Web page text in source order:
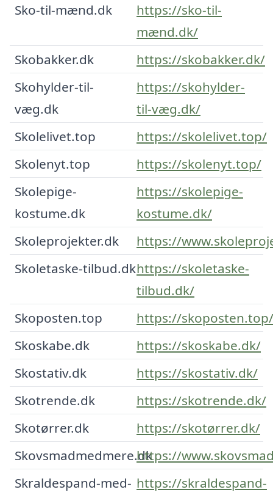
Sko-til-mænd.dk
https://sko-til-
mænd.dk/
Skobakker.dk
https://skobakker.dk/
Skohylder-til-
væg.dk
https://skohylder-
til-væg.dk/
Skolelivet.top
https://skolelivet.top/
Skolenyt.top
https://skolenyt.top/
Skolepige-
kostume.dk
https://skolepige-
kostume.dk/
Skoleprojekter.dk
https://
Skoletaske-tilbud.dkhttps://skoletaske-
tilbud.dk/
Skoposten.top
https://skoposten.top/
Skoskabe.dk
https://skoskabe.dk/
Skostativ.dk
https://skostativ.dk/
Skotrende.dk
https://skotrende.dk/
Skotørrer.dk
https://skotørrer.dk/
Skovsmadmedmere.dkhttps://
Skraldespand-med- https://skraldespand-